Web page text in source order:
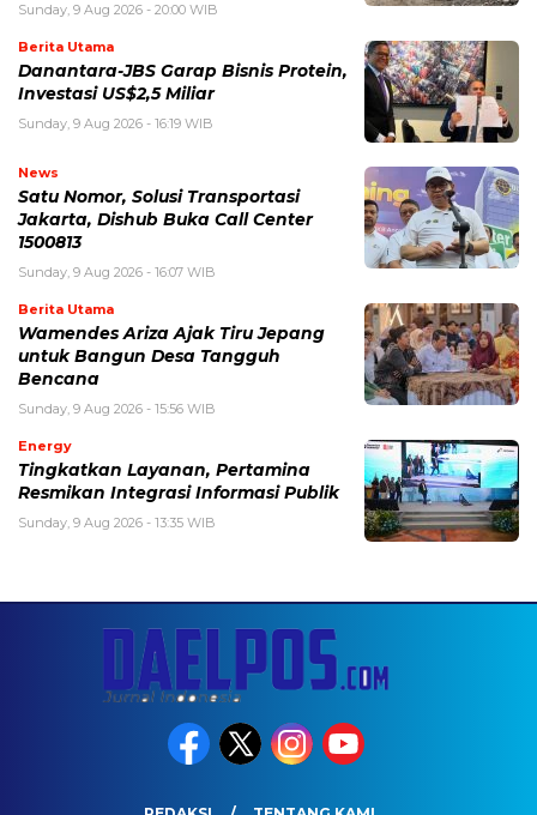
Sunday, 9 Aug 2026 - 20:00 WIB
Berita Utama
Danantara-JBS Garap Bisnis Protein,
Investasi US$2,5 Miliar
Sunday, 9 Aug 2026 - 16:19 WIB
News
Satu Nomor, Solusi Transportasi
Jakarta, Dishub Buka Call Center
1500813
Sunday, 9 Aug 2026 - 16:07 WIB
Berita Utama
Wamendes Ariza Ajak Tiru Jepang
untuk Bangun Desa Tangguh
Bencana
Sunday, 9 Aug 2026 - 15:56 WIB
Energy
Tingkatkan Layanan, Pertamina
Resmikan Integrasi Informasi Publik
Sunday, 9 Aug 2026 - 13:35 WIB